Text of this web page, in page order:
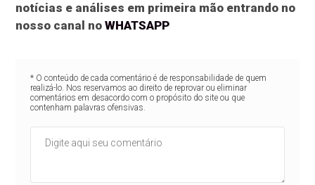
notícias e análises em primeira mão entrando no
nosso canal noWHATSAPP
* O conteúdo de cada comentário é de responsabilidade de quem
realizá-lo. Nos reservamos ao direito de reprovar ou eliminar
comentários em desacordo com o propósito do site ou que
contenham palavras ofensivas.